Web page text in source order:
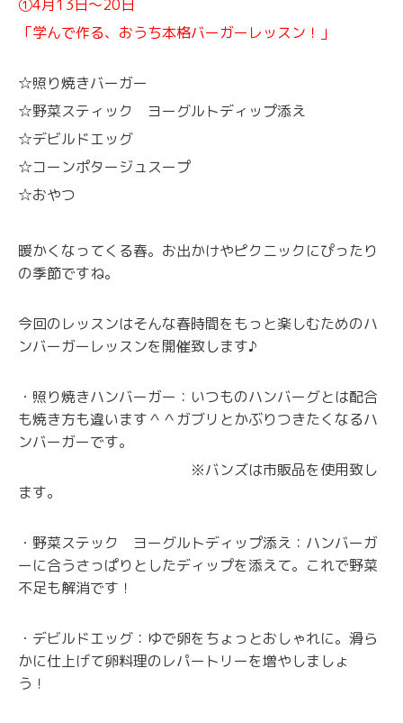
①4月13日〜20日
「学んで作る、おうち本格バーガーレッスン！」
☆照り焼きバーガー
☆野菜スティック ヨーグルトディップ添え
☆デビルドエッグ
☆コーンポタージュスープ
☆おやつ
暖かくなってくる春。お出かけやピクニックにぴったり
の季節ですね。
今回のレッスンはそんな春時間をもっと楽しむためのハ
ンバーガーレッスンを開催致します♪
・照り焼きハンバーガー：いつものハンバーグとは配合
も焼き方も違います＾＾ガブリとかぶりつきたくなるハ
ンバーガーです。
※バンズは市販品を使用致し
ます。
・野菜ステック ヨーグルトディップ添え：ハンバーガ
ーに合うさっぱりとしたディップを添えて。これで野菜
不足も解消です！
・デビルドエッグ：ゆで卵をちょっとおしゃれに。滑ら
かに仕上げて卵料理のレパートリーを増やしましょ
う！